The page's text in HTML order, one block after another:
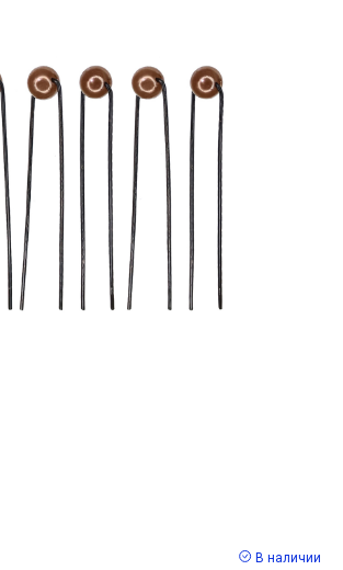
В наличии